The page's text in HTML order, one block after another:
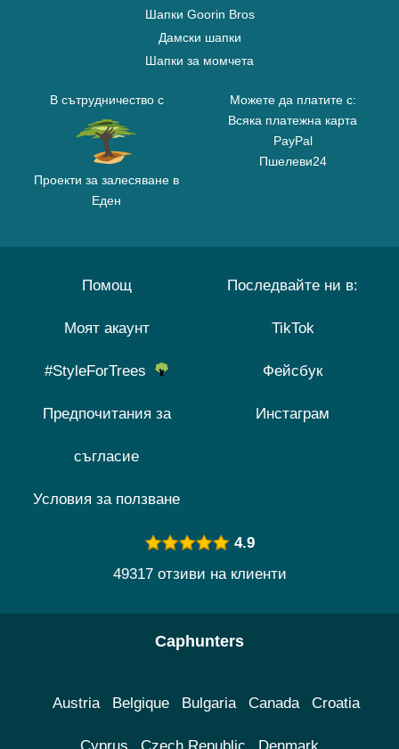
Шапки Goorin Bros
Дамски шапки
Шапки за момчета
В сътрудничество с
Проекти за залесяване в
Еден
Можете да платите с:
Всяка платежна карта
PayPal
Пшелеви24
Помощ
Моят акаунт
#StyleForTrees
Предпочитания за
съгласие
Условия за ползване
Последвайте ни в:
TikTok
Фейсбук
Инстаграм
4.9
49317 отзиви на клиенти
Caphunters
Austria Belgique Bulgaria Canada Croatia